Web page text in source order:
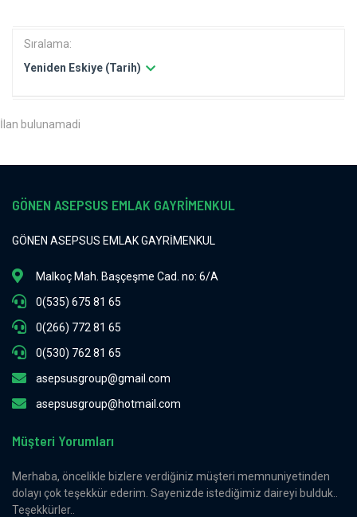
Sıralama:
Yeniden Eskiye (Tarih)
İlan bulunamadi
GÖNEN ASEPSUS EMLAK GAYRİMENKUL
GÖNEN ASEPSUS EMLAK GAYRİMENKUL
Malkoç Mah. Başçeşme Cad. no: 6/A
0(535) 675 81 65
0(266) 772 81 65
0(530) 762 81 65
asepsusgroup@gmail.com
asepsusgroup@hotmail.com
Müşteri Yorumları
Merhaba, öncelikle bizlere verdiğiniz müşteri memnuniyetinden
dolayı çok teşekkür ederim. Sayenizde istediğimiz daireyi bulduk..
Teşekkürler..